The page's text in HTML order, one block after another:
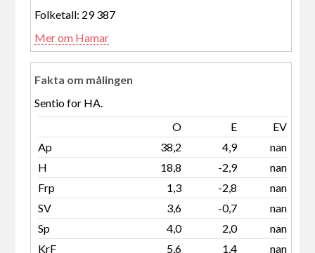
Folketall: 29 387
Mer om Hamar
Fakta om målingen
Sentio for HA.
O
E
EV
Ap
38,2 4,9
nan
H
18,8 -2,9
nan
Frp
1,3 -2,8
nan
SV
3,6 -0,7
nan
Sp
4,0 2,0
nan
KrF
5,6 1,4
nan